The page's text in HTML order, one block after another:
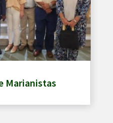
Marianistas